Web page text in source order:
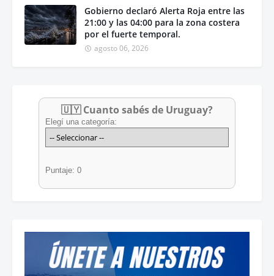
Gobierno declaró Alerta Roja entre las
21:00 y las 04:00 para la zona costera
por el fuerte temporal.
agosto 06, 2026
🇺🇾 Cuanto sabés de Uruguay?
Elegí una categoría:
Puntaje: 0